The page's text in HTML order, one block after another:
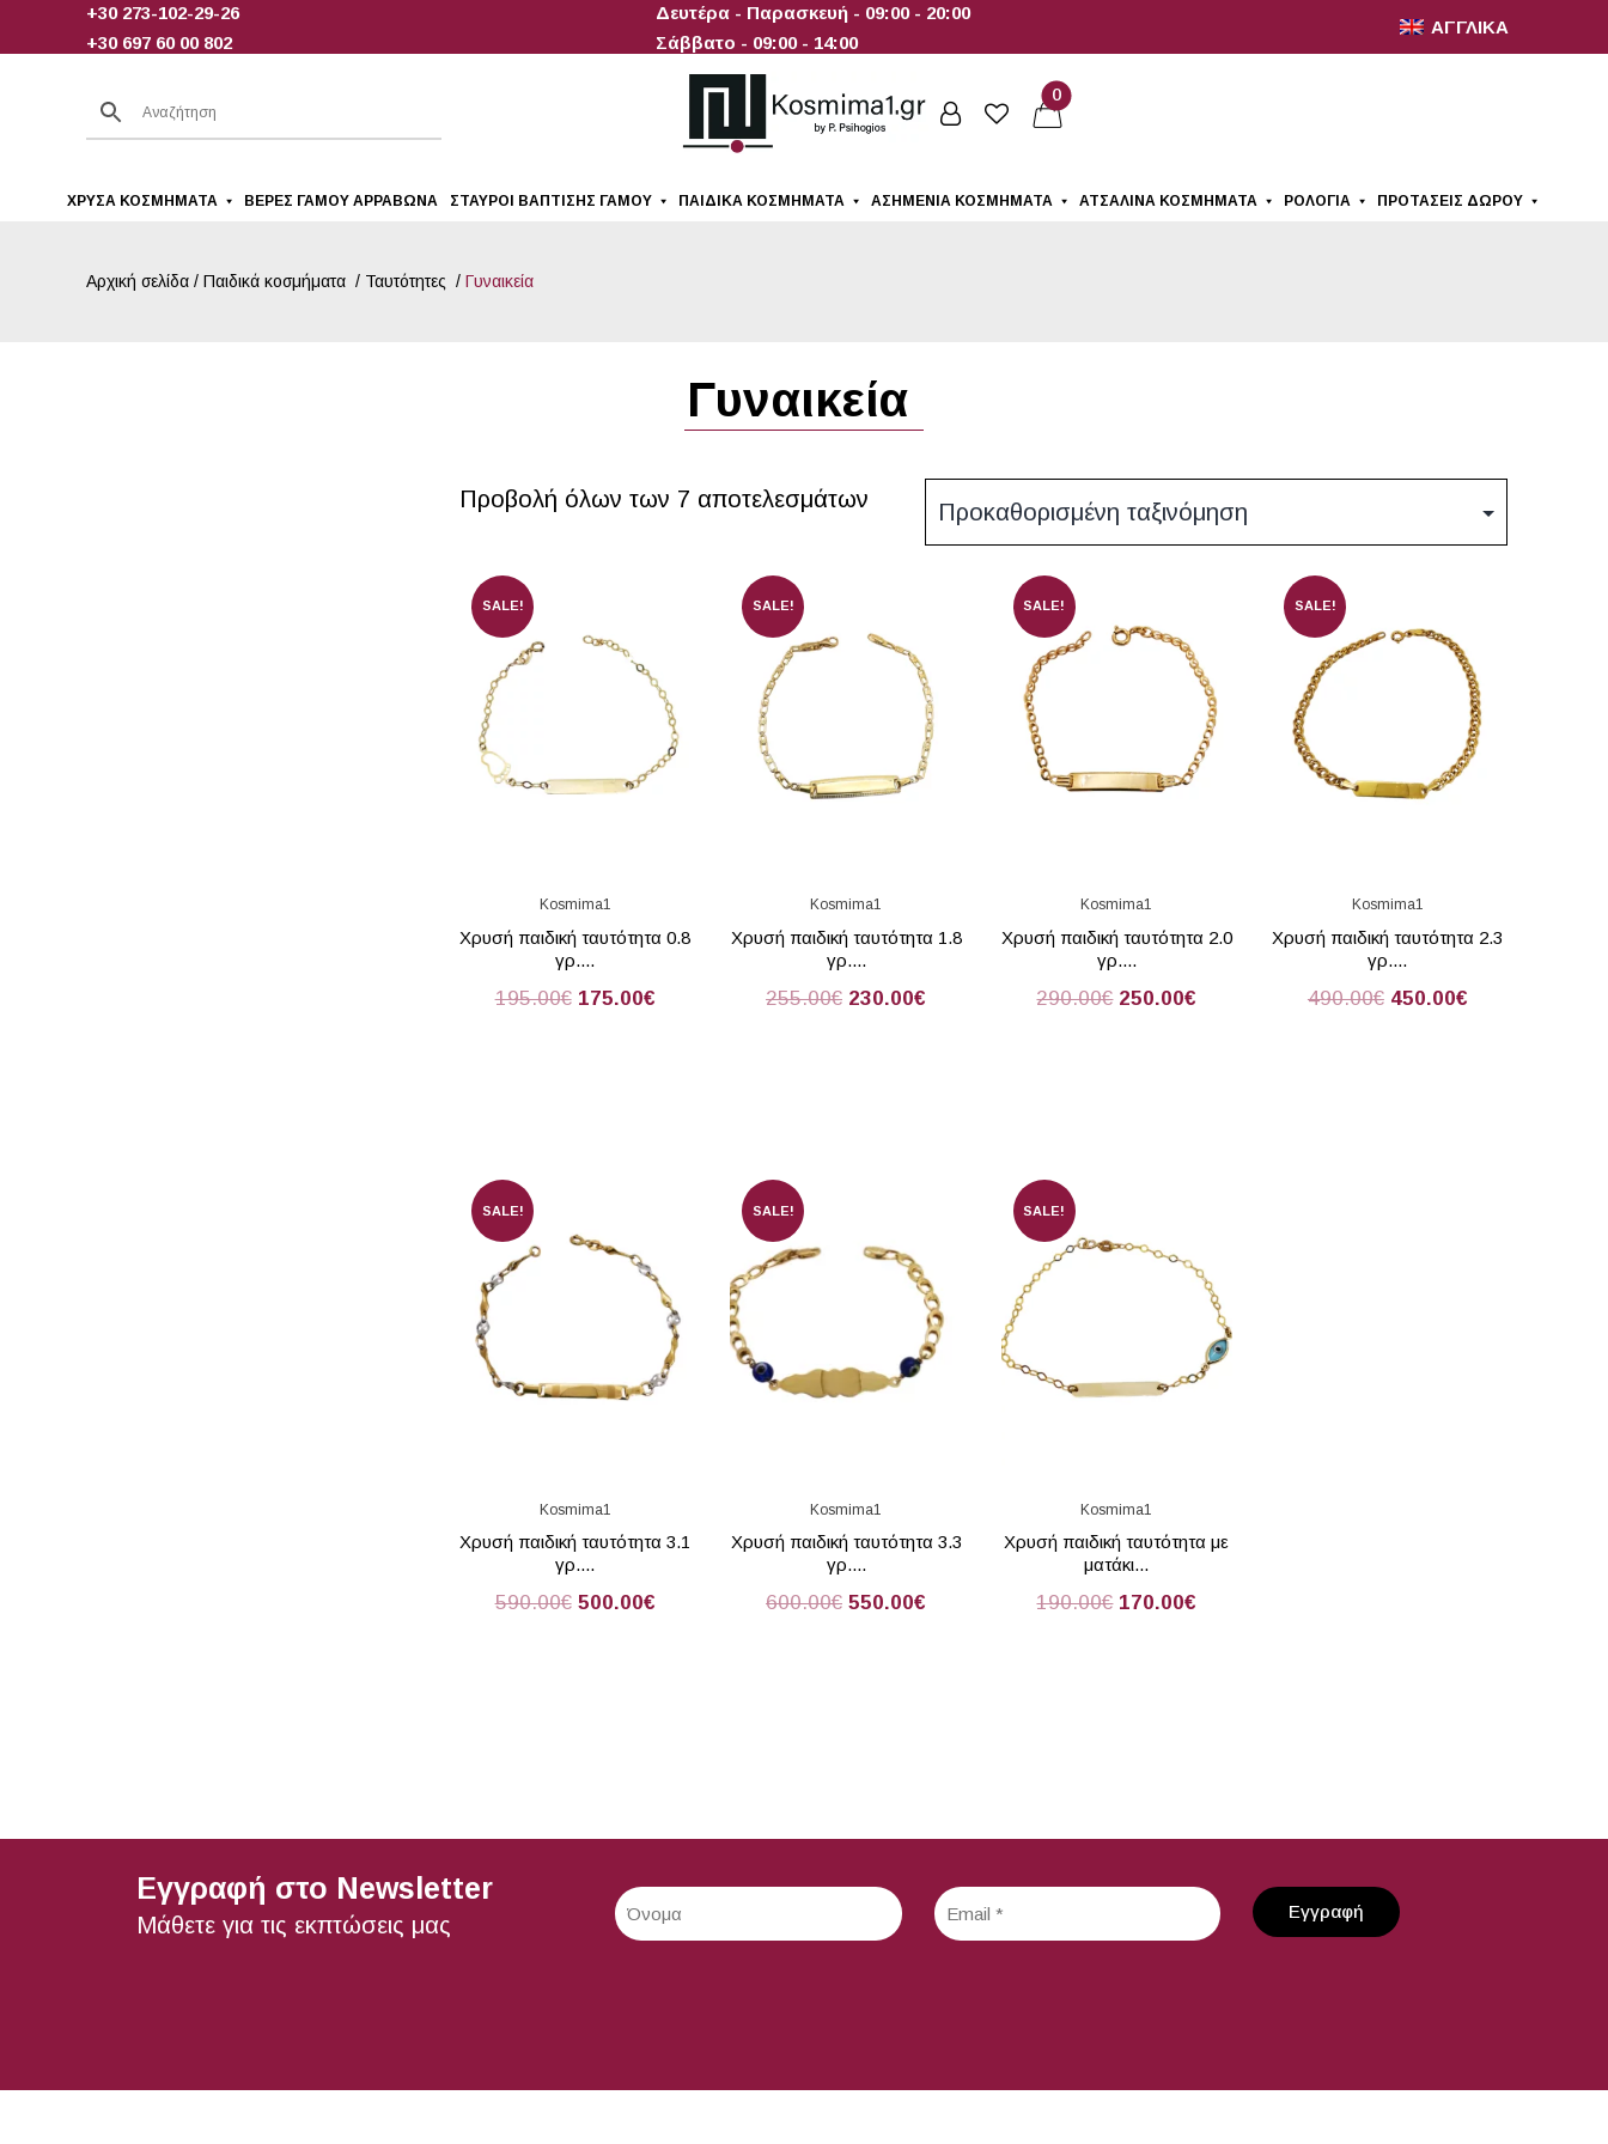
to
+30 273-102-29-26
+30 697 60 00 802
Δευτέρα - Παρασκευή - 09:00 - 20:00
Σάββατο - 09:00 - 14:00
ΑΓΓΛΙΚΆ
0
ΧΡΥΣΆ ΚΟΣΜΉΜΑΤΑ ΒΈΡΕΣ ΓΆΜΟΥ ΑΡΡΑΒΏΝΑ ΣΤΑΥΡΟΊ ΒΆΠΤΙΣΗΣ ΓΆΜΟΥ ΠΑΙΔΙΚΆ ΚΟΣΜΉΜΑΤΑ ΑΣΗΜΈΝΙΑ ΚΟΣΜΉΜΑΤΑ ΑΤΣΆΛΙΝΑ ΚΟΣΜΉΜΑΤΑ ΡΟΛΌΓΙΑ ΠΡΟΤΆΣΕΙΣ ΔΏΡΟΥ
Αρχική σελίδα / Παιδικά κοσμήματα / Ταυτότητες / Γυναικεία
Γυναικεία
Προβολή όλων των 7 αποτελεσμάτων
SALE!
Kosmima1
Χρυσή παιδική ταυτότητα 0.8
γρ....
195.00€ 175.00€
SALE!
Kosmima1
Χρυσή παιδική ταυτότητα 1.8
γρ....
255.00€ 230.00€
SALE!
Kosmima1
Χρυσή παιδική ταυτότητα 2.0
γρ....
290.00€ 250.00€
SALE!
Kosmima1
Χρυσή παιδική ταυτότητα 2.3
γρ....
490.00€ 450.00€
SALE!
Kosmima1
Χρυσή παιδική ταυτότητα 3.1
γρ....
590.00€ 500.00€
SALE!
Kosmima1
Χρυσή παιδική ταυτότητα 3.3
γρ....
600.00€ 550.00€
SALE!
Kosmima1
Χρυσή παιδική ταυτότητα με
ματάκι...
190.00€ 170.00€
Εγγραφή στο Newsletter
Μάθετε για τις εκπτώσεις μας